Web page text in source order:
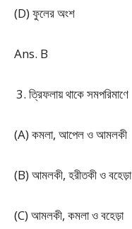
(D) ফুলের অংশ
Ans. B
ত্রিফলায় থাকে সমপরিমাণে
(A) কমলা, আপেল ও আমলকী
(B) আমলকী, হরীতকী ও বহেড়া
(C) আমলকী, কমলা ও বহেড়া